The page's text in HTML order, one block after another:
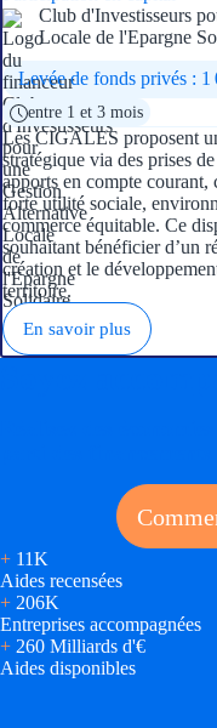
Club d'Investisseurs
Locale de l'Epargne
Levée de fonds privés : 1
entre 1 et 3 mois
Les CIGALES proposent
stratégique via des prises
apports en compte courant,
forte utilité sociale,
commerce équitable. Ce
souhaitant bénéficier d’un
création et le
territoire.
En savoir plus
+ 11K
Aides recensées
+ 206K
Entreprises accompagnées
+ 260 Milliards d'€
Aides disponibles